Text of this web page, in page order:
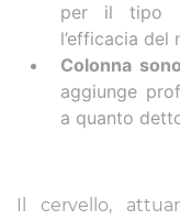
per il tipo
l’efficacia del
Colonna
aggiunge
a quanto
Il cervello,